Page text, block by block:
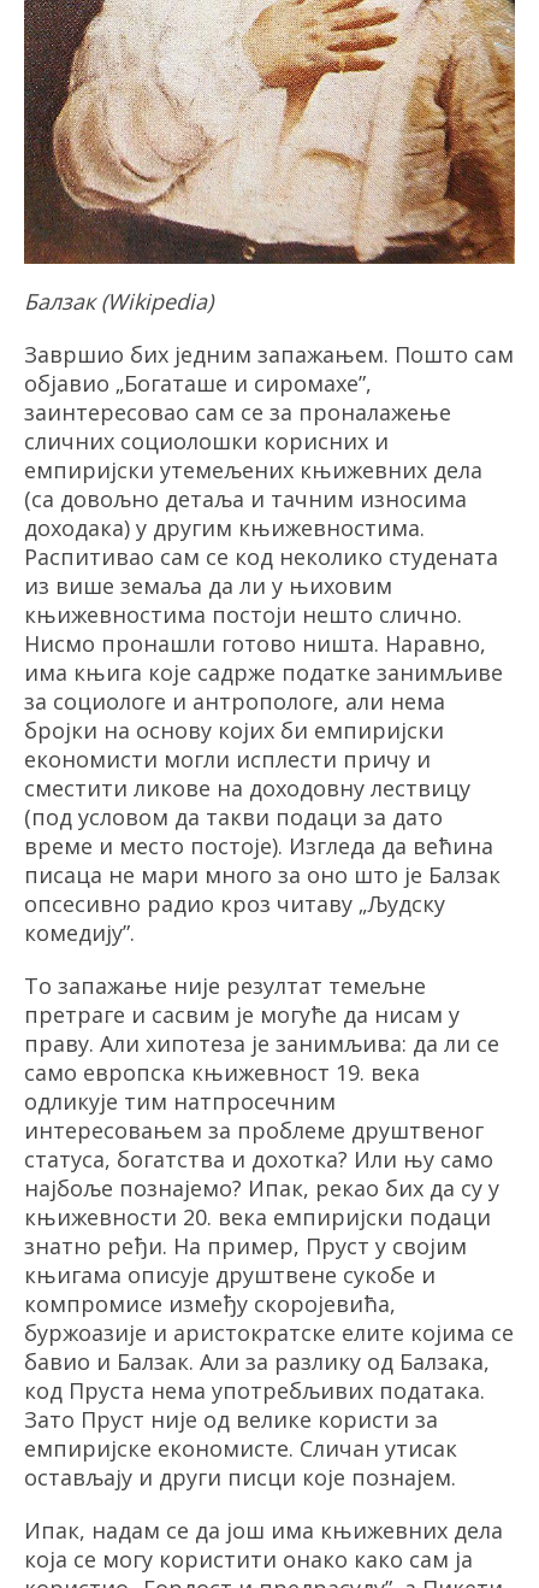
Балзак (Wikipedia)
Завршио бих једним запажањем. Пошто сам
објавио „Богаташе и сиромахе”,
заинтересовао сам се за проналажење
сличних социолошки корисних и
емпиријски утемељених књижевних дела
(са довољно детаља и тачним износима
доходака) у другим књижевностима.
Распитивао сам се код неколико студената
из више земаља да ли у њиховим
књижевностима постоји нешто слично.
Нисмо пронашли готово ништа. Наравно,
има књига које садрже податке занимљиве
за социологе и антропологе, али нема
бројки на основу којих би емпиријски
економисти могли исплести причу и
сместити ликове на доходовну лествицу
(под условом да такви подаци за дато
време и место постоје). Изгледа да већина
писаца не мари много за оно што је Балзак
опсесивно радио кроз читаву „Људску
комедију”.
То запажање није резултат темељне
претраге и сасвим је могуће да нисам у
праву. Али хипотеза је занимљива: да ли се
само европска књижевност 19. века
одликује тим натпросечним
интересовањем за проблеме друштвеног
статуса, богатства и дохотка? Или њу само
најбоље познајемо? Ипак, рекао бих да су у
књижевности 20. века емпиријски подаци
знатно ређи. На пример, Пруст у својим
књигама описује друштвене сукобе и
компромисе између скоројевића,
буржоазије и аристократске елите којима се
бавио и Балзак. Али за разлику од Балзака,
код Пруста нема употребљивих података.
Зато Пруст није од велике користи за
емпиријске економисте. Сличан утисак
остављају и други писци које познајем.
Ипак, надам се да још има књижевних дела
која се могу користити онако како сам ја